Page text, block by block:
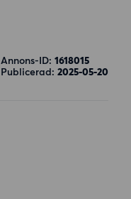
Annons-ID: 1618015
Publicerad: 2025-05-20